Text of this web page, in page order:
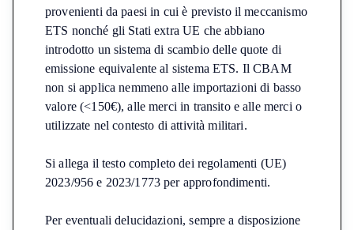
provenienti da paesi in cui è previsto il meccanismo
ETS nonché gli Stati extra UE che abbiano
introdotto un sistema di scambio delle quote di
emissione equivalente al sistema ETS. Il CBAM
non si applica nemmeno alle importazioni di basso
valore (<150€), alle merci in transito e alle merci o
utilizzate nel contesto di attività militari.
Si allega il testo completo dei regolamenti (UE)
2023/956 e 2023/1773 per approfondimenti.
Per eventuali delucidazioni, sempre a disposizione